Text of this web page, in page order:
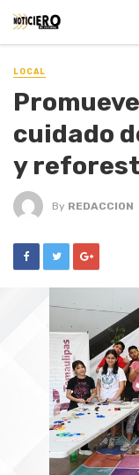
LOCAL
cuidado
y
By REDACCION